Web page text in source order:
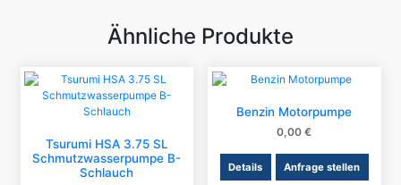
Ähnliche Produkte
Tsurumi HSA 3.75 SL
Schmutzwasserpumpe B-
Schlauch
Benzin Motorpumpe
0,00€
Details Anfrage stellen